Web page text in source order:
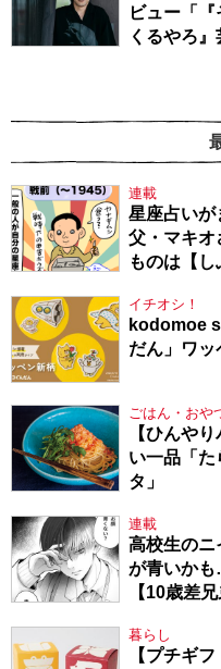
ビュー「
くるやろ
連載
星座占いが
父・マキオ
ものは【
イチオシ！
kodomoe
だん」ワッ
ごはん・おや
【ひんや
い一品「た
タ」
連載
高校生のニ
が青いか
【10歳差
暮らし
【プチギ